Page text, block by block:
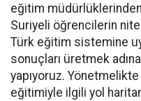
eğitim müdürlüklerinden
Suriyeli öğrencilerin
Türk eğitim sistemine
sonuçları üretmek
yapıyoruz.
eğitimiyle ilgili yol